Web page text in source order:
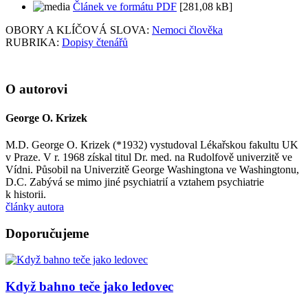
Článek ve formátu PDF [281,08 kB]
OBORY A KLÍČOVÁ SLOVA: Nemoci člověka
RUBRIKA: Dopisy čtenářů
O autorovi
George O. Krizek
M.D. George O. Krizek (*1932) vystudoval Lékařskou fakultu UK
v Praze. V r. 1968 získal titul Dr. med. na Rudolfově univerzitě ve
Vídni. Působil na Univerzitě George Washingtona ve Washingtonu,
D.C. Zabývá se mimo jiné psychiatrií a vztahem psychiatrie
k historii.
články autora
Doporučujeme
Když bahno teče jako ledovec